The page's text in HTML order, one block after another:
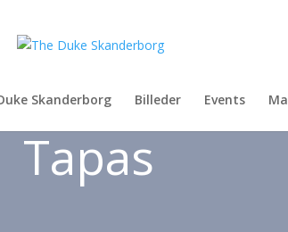
Skanderborg Billeder Events
Tapas